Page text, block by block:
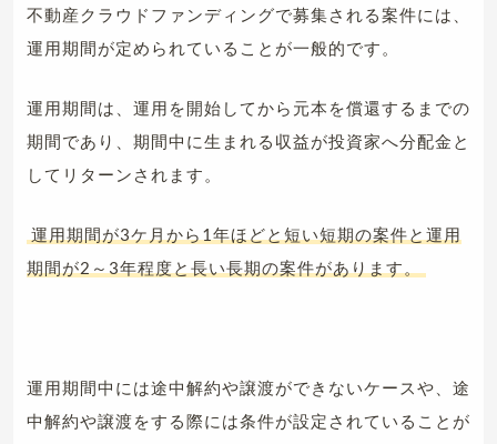
不動産クラウドファンディングで募集される案件には、
運用期間が定められていることが一般的です。
運用期間は、運用を開始してから元本を償還するまでの
期間であり、期間中に生まれる収益が投資家へ分配金と
してリターンされます。
運用期間が3ケ月から1年ほどと短い短期の案件と運用
期間が2～3年程度と長い長期の案件があります。
運用期間中には途中解約や譲渡ができないケースや、途
中解約や譲渡をする際には条件が設定されていることが